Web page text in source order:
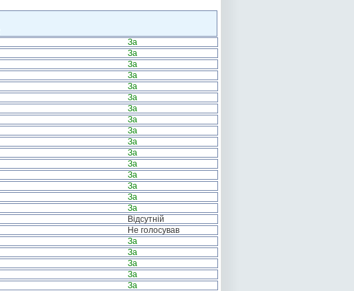
За
За
За
За
За
За
За
За
За
За
За
За
За
За
За
За
Відсутній
Не голосував
За
За
За
За
За